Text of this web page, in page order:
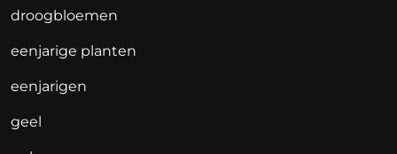
droogbloemen
eenjarige planten
eenjarigen
geel